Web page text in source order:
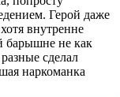
Герой даже
внутренне
барышне не как
сделал
наркоманка